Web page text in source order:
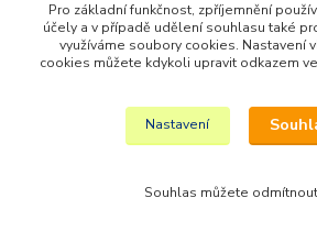
DŘEVĚNÉ HRAČKY
DIDAKTICKÉ HRAČKY
Pro základní funkčnost, zpříjemnění
účely a v případě udělení souhlasu také
využíváme soubory cookies. Nastavení
cookies můžete kdykoli upravit odkazem
Nastavení
Souhlas můžete odmítnout